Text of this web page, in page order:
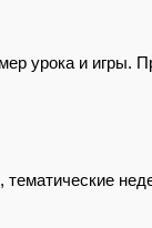
урока и